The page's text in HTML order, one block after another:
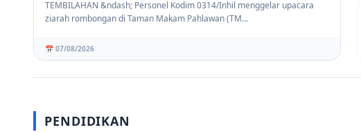
TEMBILAHAN &ndash; Personel Kodim 0314/Inhil menggelar upacara
ziarah rombongan di Taman Makam Pahlawan (TM...
📅 07/08/2026
PENDIDIKAN